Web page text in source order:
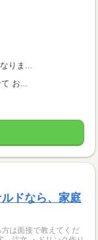
りま...
お...
ドなら、家庭
は面接で教えてくだ